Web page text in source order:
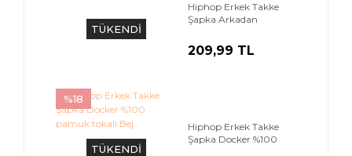
TÜKENDİ
Hiphop Erkek Takke
Şapka Arkadan
209,99 TL
TÜKENDİ
%18
Hiphop Erkek Takke
Şapka Docker %100